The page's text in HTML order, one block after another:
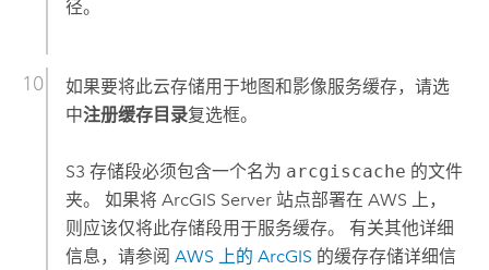
径。
如果要将此云存储用于地图和影像服务缓存，请选
中注册缓存目录复选框。
S3 存储段必须包含一个名为 arcgiscache 的文件
夹。 如果将 ArcGIS Server站点部署在 AWS 上，
则应该仅将此存储段用于服务缓存。 有关其他详细
信息，请参阅 AWS 上的 ArcGIS 的缓存存储详细信